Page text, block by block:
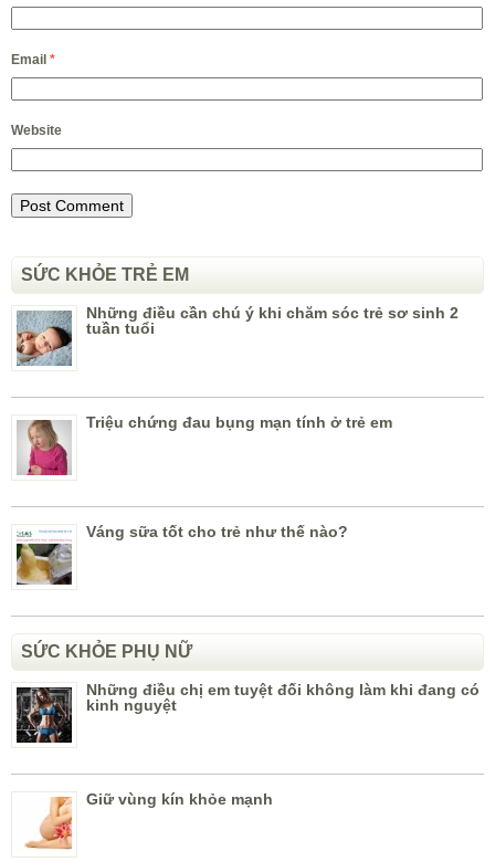
Email *
Website
SỨC KHỎE TRẺ EM
Những điều cần chú ý khi chăm sóc trẻ sơ sinh 2
tuần tuổi
Triệu chứng đau bụng mạn tính ở trẻ em
Váng sữa tốt cho trẻ như thế nào?
SỨC KHỎE PHỤ NỮ
Những điều chị em tuyệt đối không làm khi đang có
kinh nguyệt
Giữ vùng kín khỏe mạnh